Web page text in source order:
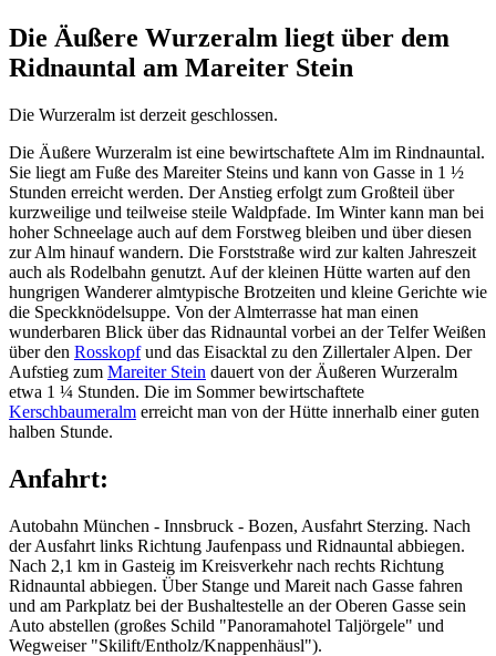
Die Äußere Wurzeralm liegt über dem
Ridnauntal am Mareiter Stein
Die Wurzeralm ist derzeit geschlossen.
Die Äußere Wurzeralm ist eine bewirtschaftete Alm im Rindnauntal.
Sie liegt am Fuße des Mareiter Steins und kann von Gasse in 1 ½
Stunden erreicht werden. Der Anstieg erfolgt zum Großteil über
kurzweilige und teilweise steile Waldpfade. Im Winter kann man bei
hoher Schneelage auch auf dem Forstweg bleiben und über diesen
zur Alm hinauf wandern. Die Forststraße wird zur kalten Jahreszeit
auch als Rodelbahn genutzt. Auf der kleinen Hütte warten auf den
hungrigen Wanderer almtypische Brotzeiten und kleine Gerichte wie
die Speckknödelsuppe. Von der Almterrasse hat man einen
wunderbaren Blick über das Ridnauntal vorbei an der Telfer Weißen
über den Rosskopfund das Eisacktal zu den Zillertaler Alpen. Der
Aufstieg zum Mareiter Stein dauert von der Äußeren Wurzeralm
etwa 1 ¼ Stunden. Die im Sommer bewirtschaftete
Kerschbaumeralm erreicht man von der Hütte innerhalb einer guten
halben Stunde.
Anfahrt:
Autobahn München - Innsbruck - Bozen, Ausfahrt Sterzing. Nach
der Ausfahrt links Richtung Jaufenpass und Ridnauntal abbiegen.
Nach 2,1 km in Gasteig im Kreisverkehr nach rechts Richtung
Ridnauntal abbiegen. Über Stange und Mareit nach Gasse fahren
und am Parkplatz bei der Bushaltestelle an der Oberen Gasse sein
Auto abstellen (großes Schild "Panoramahotel Taljörgele" und
Wegweiser "Skilift/Entholz/Knappenhäusl").